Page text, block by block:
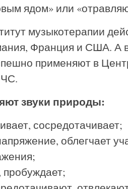
ядом» или
музыкотерапии
Франция и США. А
применяют в
звуки природы:
сосредотачивает;
облегчает